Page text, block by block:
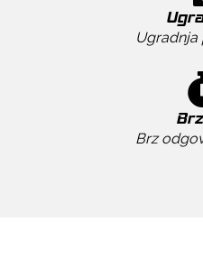
Ugradnja
Brz